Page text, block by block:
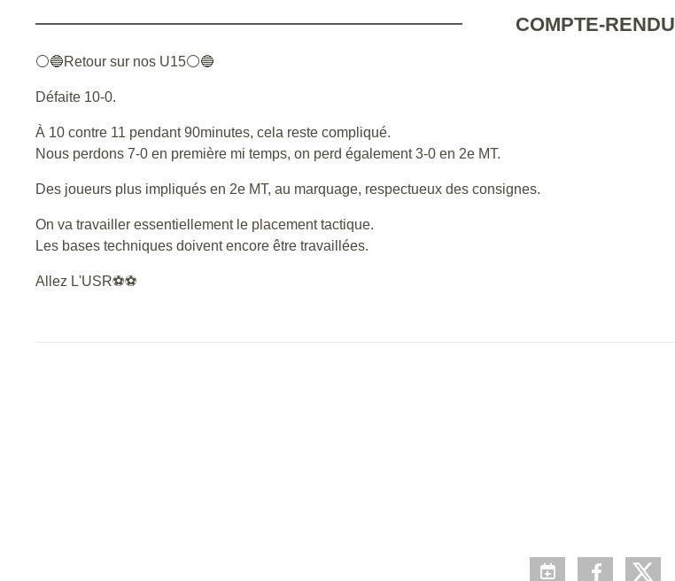
COMPTE-RENDU
⚪🔵Retour sur nos U15⚪🔵
Défaite 10-0.
À 10 contre 11 pendant 90minutes, cela reste compliqué.
Nous perdons 7-0 en première mi temps, on perd également 3-0 en 2e MT.
Des joueurs plus impliqués en 2e MT, au marquage, respectueux des consignes.
On va travailler essentiellement le placement tactique.
Les bases techniques doivent encore être travaillées.
Allez L'USR⚽⚽